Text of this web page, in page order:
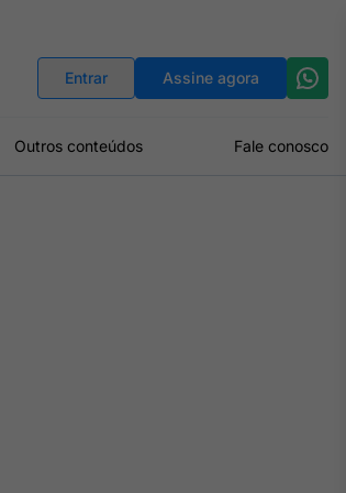
Entrar Assine agora
Outros conteúdos Fale conosco